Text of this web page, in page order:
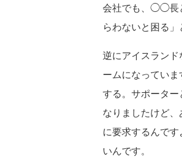
会社でも、◯◯長
らわないと困る」
逆にアイスラン
ームになってい
する。サポータ
なりましたけど
に要求するんで
いんです。